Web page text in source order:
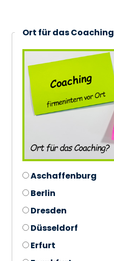
Ort für das Coaching
Aschaffenburg
Berlin
Dresden
Düsseldorf
Erfurt